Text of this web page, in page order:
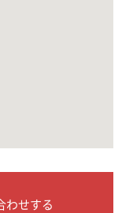
わせする